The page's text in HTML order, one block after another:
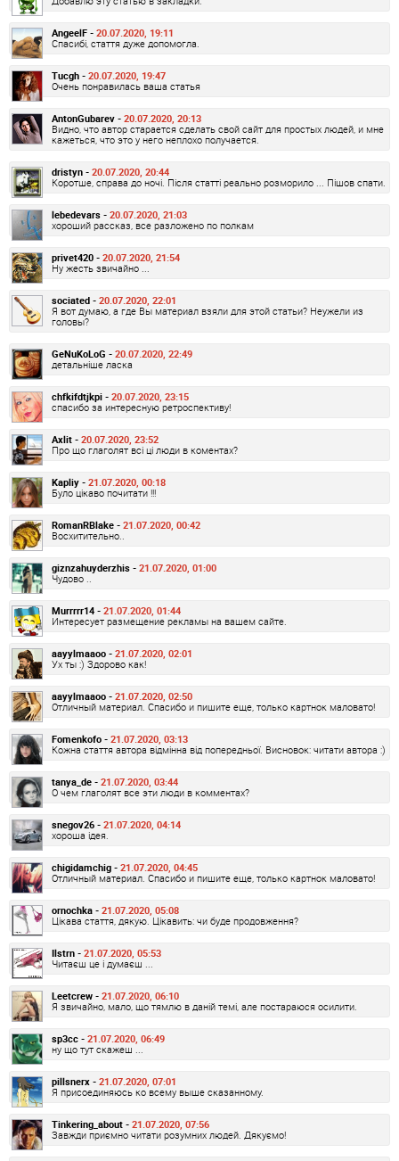
AngeelF - 20.07.2020, 19:11
Спасибі, стаття дуже допомогла.
Tucgh - 20.07.2020, 19:47
Очень понравилась ваша статья
AntonGubarev - 20.07.2020, 20:13
Видно, что автор старается сделать свой сайт для простых людей, и мне
кажеться, что это у него неплохо получается.
dristyn - 20.07.2020, 20:44
Коротше, справа до ночі. Після статті реально розморило ... Пішов спати.
lebedevars - 20.07.2020, 21:03
хороший рассказ, все разложено по полкам
privet420 - 20.07.2020, 21:54
Ну жесть звичайно ...
sociated - 20.07.2020, 22:01
Я вот думаю, а где Вы материал взяли для этой статьи? Неужели из
головы?
GeNuKoLoG - 20.07.2020, 22:49
детальніше ласка
chfkifdtjkpi - 20.07.2020, 23:15
спасибо за интересную ретроспективу!
Axlit - 20.07.2020, 23:52
Про що глаголят всі ці люди в коментах?
Kapliy - 21.07.2020, 00:18
Було цікаво почитати !!!
RomanRBlake - 21.07.2020, 00:42
Восхитительно..
giznzahuyderzhis - 21.07.2020, 01:00
Чудово ..
Murrrrr14 - 21.07.2020, 01:44
Интересует размещение рекламы на вашем сайте.
aayylmaaoo - 21.07.2020, 02:01
Ух ты :) Здорово как!
aayylmaaoo - 21.07.2020, 02:50
Отличный материал. Спасибо и пишите еще, только картнок маловато!
Fomenkofo - 21.07.2020, 03:13
Кожна стаття автора відмінна від попередньої. Висновок: читати автора :)
tanya_de - 21.07.2020, 03:44
О чем глаголят все эти люди в комментах?
snegov26 - 21.07.2020, 04:14
хороша ідея.
chigidamchig - 21.07.2020, 04:45
Отличный материал. Спасибо и пишите еще, только картнок маловато!
ornochka - 21.07.2020, 05:08
Цікава стаття, дякую. Цікавить: чи буде продовження?
Ilstrn - 21.07.2020, 05:53
Читаєш це і думаєш ...
Leetcrew - 21.07.2020, 06:10
Я звичайно, мало, що тямлю в даній темі, але постараюся осилити.
sp3cc - 21.07.2020, 06:49
ну що тут скажеш ...
pillsnerx - 21.07.2020, 07:01
Я присоединяюсь ко всему выше сказанному.
Tinkering_about - 21.07.2020, 07:56
Завжди приємно читати розумних людей. Дякуємо!